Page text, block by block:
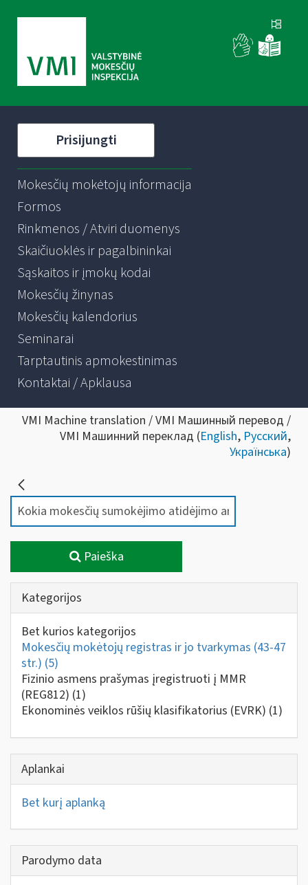
Prisijungti
Mokesčių mokėtojų informacija
Formos
Rinkmenos / Atviri duomenys
Skaičiuoklės ir pagalbininkai
Sąskaitos ir įmokų kodai
Mokesčių žinynas
Mokesčių kalendorius
Seminarai
Tarptautinis apmokestinimas
Kontaktai / Apklausa
VMI Machine translation / VMI Машинный перевод /
VMI Машинний переклад (English, Русский,
Українська)
Paieška
Kategorijos
Bet kurios kategorijos
Mokesčių mokėtojų registras ir jo tvarkymas (43-47
str.) (5)
Fizinio asmens prašymas įregistruoti į MMR
(REG812) (1)
Ekonominės veiklos rūšių klasifikatorius (EVRK) (1)
Aplankai
Bet kurį aplanką
Parodymo data